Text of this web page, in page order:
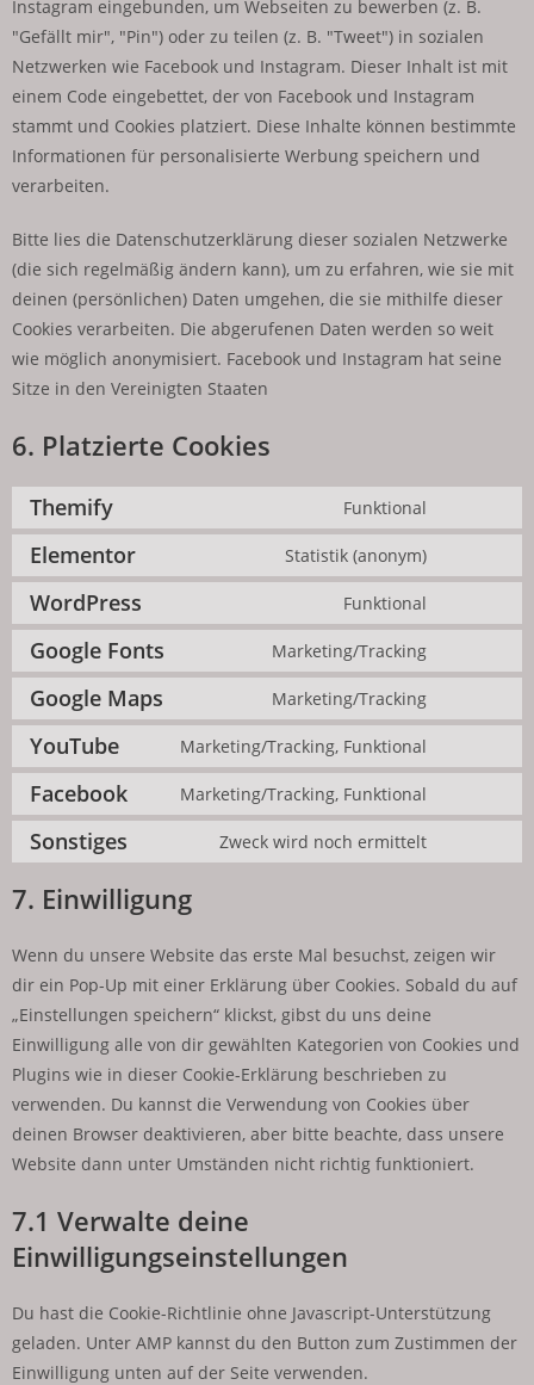
Instagram eingebunden, um Webseiten zu bewerben (z. B.
"Gefällt mir", "Pin") oder zu teilen (z. B. "Tweet") in sozialen
Netzwerken wie Facebook und Instagram. Dieser Inhalt ist mit
einem Code eingebettet, der von Facebook und Instagram
stammt und Cookies platziert. Diese Inhalte können bestimmte
Informationen für personalisierte Werbung speichern und
verarbeiten.
Bitte lies die Datenschutzerklärung dieser sozialen Netzwerke
(die sich regelmäßig ändern kann), um zu erfahren, wie sie mit
deinen (persönlichen) Daten umgehen, die sie mithilfe dieser
Cookies verarbeiten. Die abgerufenen Daten werden so weit
wie möglich anonymisiert. Facebook und Instagram hat seine
Sitze in den Vereinigten Staaten
6. Platzierte Cookies
Themify Funktional
Elementor Statistik (anonym)
WordPress Funktional
Google Fonts Marketing/Tracking
Google Maps Marketing/Tracking
YouTube Marketing/Tracking, Funktional
Facebook Marketing/Tracking, Funktional
Sonstiges Zweck wird noch ermittelt
7. Einwilligung
Wenn du unsere Website das erste Mal besuchst, zeigen wir
dir ein Pop-Up mit einer Erklärung über Cookies. Sobald du auf
„Einstellungen speichern“ klickst, gibst du uns deine
Einwilligung alle von dir gewählten Kategorien von Cookies und
Plugins wie in dieser Cookie-Erklärung beschrieben zu
verwenden. Du kannst die Verwendung von Cookies über
deinen Browser deaktivieren, aber bitte beachte, dass unsere
Website dann unter Umständen nicht richtig funktioniert.
7.1 Verwalte deine
Einwilligungseinstellungen
Du hast die Cookie-Richtlinie ohne Javascript-Unterstützung
geladen. Unter AMP kannst du den Button zum Zustimmen der
Einwilligung unten auf der Seite verwenden.